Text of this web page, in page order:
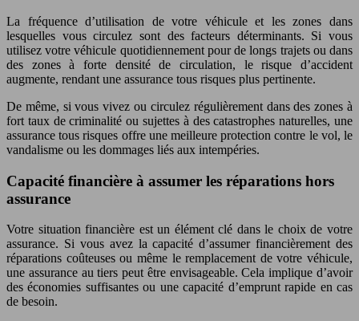
La fréquence d’utilisation de votre véhicule et les zones dans
lesquelles vous circulez sont des facteurs déterminants. Si vous
utilisez votre véhicule quotidiennement pour de longs trajets ou dans
des zones à forte densité de circulation, le risque d’accident
augmente, rendant une assurance tous risques plus pertinente.
De même, si vous vivez ou circulez régulièrement dans des zones à
fort taux de criminalité ou sujettes à des catastrophes naturelles, une
assurance tous risques offre une meilleure protection contre le vol, le
vandalisme ou les dommages liés aux intempéries.
Capacité financière à assumer les réparations hors
assurance
Votre situation financière est un élément clé dans le choix de votre
assurance. Si vous avez la capacité d’assumer financièrement des
réparations coûteuses ou même le remplacement de votre véhicule,
une assurance au tiers peut être envisageable. Cela implique d’avoir
des économies suffisantes ou une capacité d’emprunt rapide en cas
de besoin.